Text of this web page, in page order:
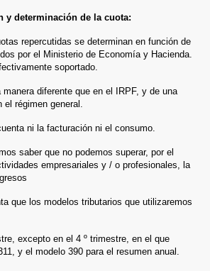
y determinación de la cuota:
repercutidas se determinan en función de
por el Ministerio de Economía y Hacienda.
soportado.
manera diferente que en el IRPF, y de una
el régimen general.
ni la facturación ni el consumo.
saber que no podemos superar, por el
empresariales y / o profesionales, la
que los modelos tributarios que utilizaremos
excepto en el 4 º trimestre, en el que
y el modelo 390 para el resumen anual.